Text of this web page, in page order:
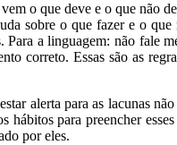
o que deve e o que não
sobre o que fazer e o
a linguagem: não fale
correto. Essas são as
alerta para as lacunas
para preencher
por eles.